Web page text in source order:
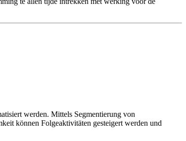
werden. Mittels Segmentierung von
können Folgeaktivitäten gesteigert werden und